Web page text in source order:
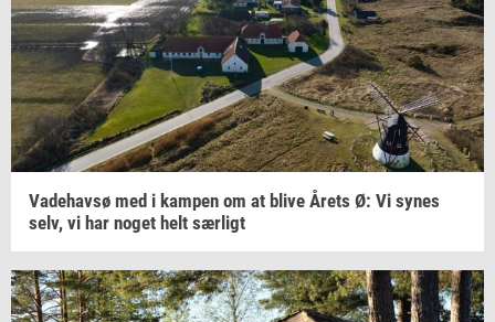
Va­de­hav­sø med i kam­pen om at blive Årets Ø: Vi synes
selv, vi har noget helt sær­ligt